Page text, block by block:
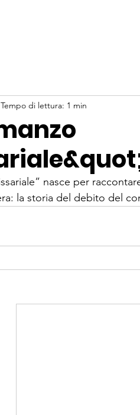
Tempo di lettura: 1 min
nasce per
la storia del debito del